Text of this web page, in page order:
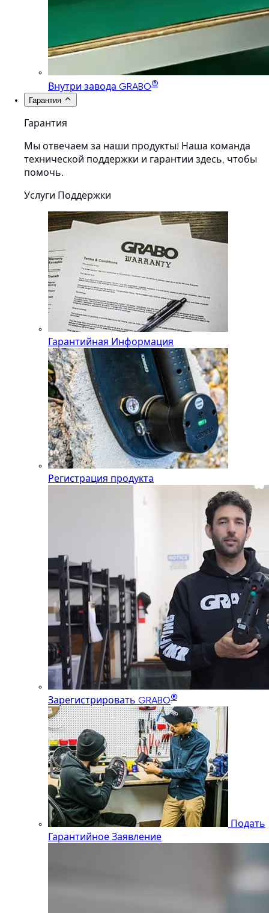
Внутри завода GRABO®
Гарантия
Гарантия
Мы отвечаем за наши продукты! Наша команда
технической поддержки и гарантии здесь, чтобы
помочь.
Услуги Поддержки
Гарантийная Информация
Регистрация продукта
Зарегистрировать GRABO®
Подать
Гарантийное Заявление